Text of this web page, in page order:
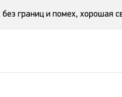
границ и помех, хорошая